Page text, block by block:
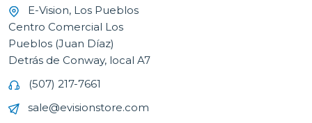
E-Vision, Los Pueblos
Centro Comercial Los
Pueblos (Juan Díaz)
Detrás de Conway, local A7
(507) 217-7661
sale@evisionstore.com